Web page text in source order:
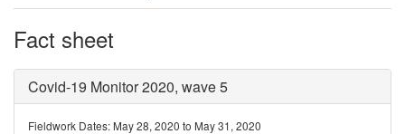
Fact sheet
Covid-19 Monitor 2020, wave 5
Fieldwork Dates: May 28, 2020 to May 31, 2020